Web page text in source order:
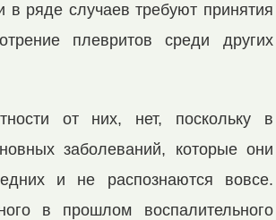
в ряде случаев требуют при­нятия
плевритов среди других
от них, нет, поскольку в
заболеваний, ко­торые они
и не распознаются вовсе.
в прошлом воспалитель­ного